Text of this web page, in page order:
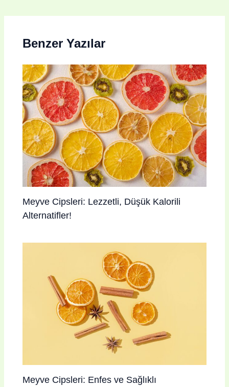
Benzer Yazılar
Meyve Cipsleri: Lezzetli, Düşük Kalorili
Alternatifler!
Meyve Cipsleri: Enfes ve Sağlıklı